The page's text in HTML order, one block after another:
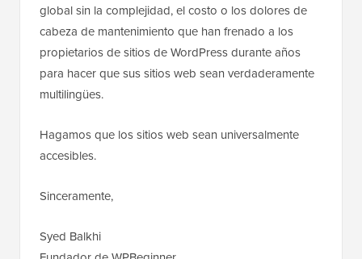
global sin la complejidad, el costo o los dolores de
cabeza de mantenimiento que han frenado a los
propietarios de sitios de WordPress durante años
para hacer que sus sitios web sean verdaderamente
multilingües.
Hagamos que los sitios web sean universalmente
accesibles.
Sinceramente,
Syed Balkhi